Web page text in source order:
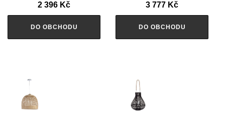
2 396 Kč
DO OBCHODU
3 777 Kč
DO OBCHODU